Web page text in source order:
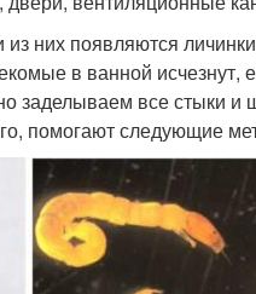
них появляются
в ванной исчезнут,
заделываем все стыки и
помогают следующие